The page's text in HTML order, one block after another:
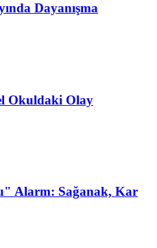
Dayanışma
Okuldaki Olay
Alarm: Sağanak, Kar